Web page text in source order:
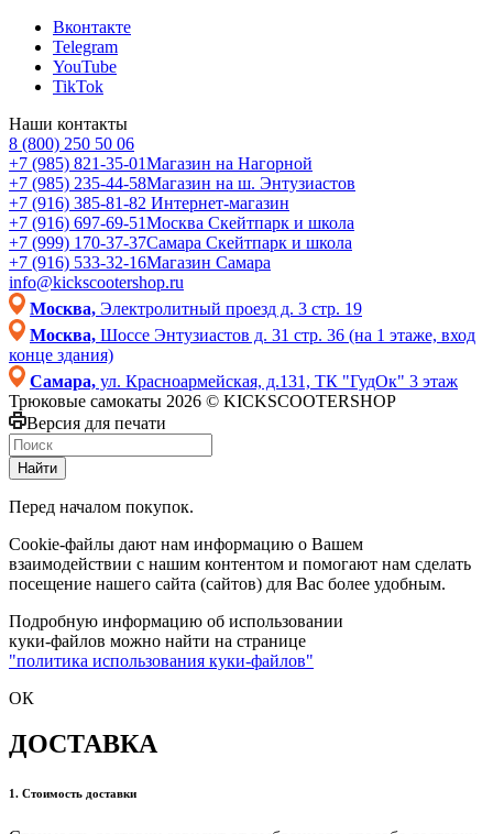
Вконтакте
Telegram
YouTube
TikTok
Наши контакты
8 (800) 250 50 06
+7 (985) 821-35-01Магазин на Нагорной
+7 (985) 235-44-58Магазин на ш. Энтузиастов
+7 (916) 385-81-82 Интернет-магазин
+7 (916) 697-69-51Москва Скейтпарк и школа
+7 (999) 170-37-37Самара Скейтпарк и школа
+7 (916) 533-32-16Магазин Самара
info@kickscootershop.ru
Москва, Электролитный проезд д. 3 стр. 19
Москва, Шоссе Энтузиастов д. 31 стр. 36 (на 1 этаже, вход
конце здания)
Самара, ул. Красноармейская, д.131, ТК "ГудОк" 3 этаж
Трюковые самокаты 2026 © KICKSCOOTERSHOP
Версия для печати
Найти
Перед началом покупок.
Cookie-файлы дают нам информацию о Вашем
взаимодействии с нашим контентом и помогают нам сделать
посещение нашего сайта (сайтов) для Вас более удобным.
Подробную информацию об использовании
куки-файлов можно найти на странице
"политика использования куки-файлов"
ОК
ДОСТАВКА
1. Стоимость доставки